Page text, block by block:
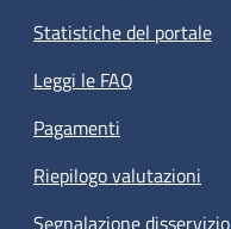
Statistiche del portale
Leggi le FAQ
Pagamenti
Riepilogo valutazioni
Segnalazione disservizio